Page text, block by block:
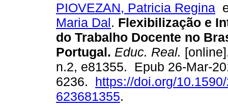
PIOVEZAN, Patricia Regina
Maria Dal. Flexibilização e
do Trabalho Docente no
Portugal. Educ. Real.
n.2, e81355. Epub 26-Mar-
6236. https://doi.org/
623681355.